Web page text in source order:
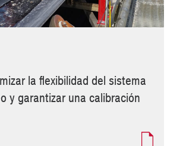
la flexibilidad del sistema
y garantizar una calibración